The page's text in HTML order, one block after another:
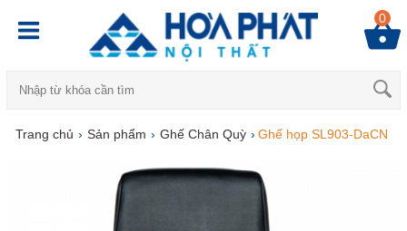
0
Trang chủ › Sản phẩm › Ghế Chân Quỳ › Ghế họp SL903-DaCN